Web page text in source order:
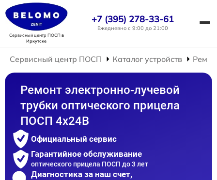
Сервисный центр ПОСПв
Иркутске
+7 (395) 278-33-61
Ежедневно с 9:00 до 21:00
Сервисный центр ПОСП Каталог устройств
Ремонт электронно-лучевой
трубки оптического прицела
ПОСП 4x24B
Официальный сервис
Гарантийное обслуживание
оптического прицела ПОСП до 3 лет
Диагностика за наш счет,